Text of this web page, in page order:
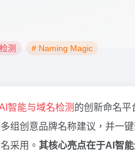
测 # Naming Magic
智能与域名检测 的创新命名平
组创意品牌名称建议，并一
采用。 其核心亮点在于AI智